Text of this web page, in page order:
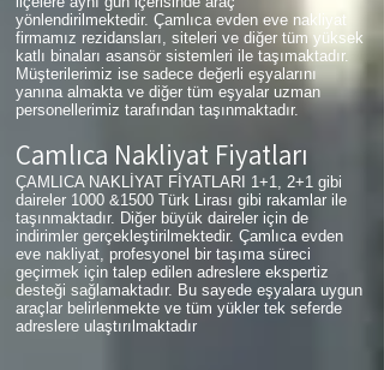
yönlendirilmektedir. Çamlıca evden eve nakliyat
firmamız rezidansları, siteleri ve diğer tüm yüksek
katlı binaları asansör sistemleri ile taşımaktadır.
Müşterilerimiz ise sadece değerli eşyalarını
yanına almakta ve diğer tüm eşyalar uzman
personellerimiz tarafından taşınmaktadır.
Çamlıca Nakliyat Fiyatları
ÇAMLICA NAKLİYAT FİYATLARI 1+1, 2+1 gibi
daireler 1000 &1500 Türk Lirası gibi rakamlar ile
taşınmaktadır. Diğer büyük daireler için de
indirimler gerçekleştirilmektedir. Çamlıca evden
eve nakliyat, profesyonel bir taşıma süreci
geçirmek için talep edilen adreslere ekspertiz
desteği sağlamaktadır. Bu sayede eşyalara uygun
araçlar belirlenmekte ve tüm yükler tek seferde
adreslere ulaştırılmaktadır